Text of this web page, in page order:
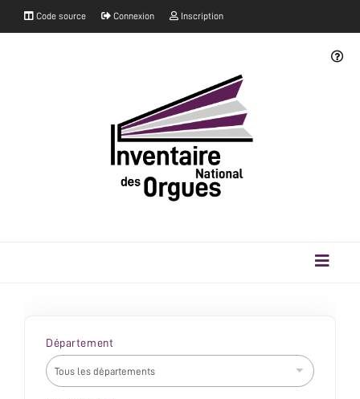
Code source Connexion Inscription
Département